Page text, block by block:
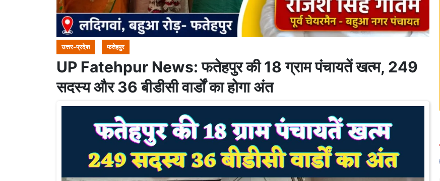
उत्तर-प्रदेश फतेहपुर
UP Fatehpur News: फतेहपुर की 18 ग्राम पंचायतें खत्म, 249
सदस्य और 36 बीडीसी वार्डों का होगा अंत